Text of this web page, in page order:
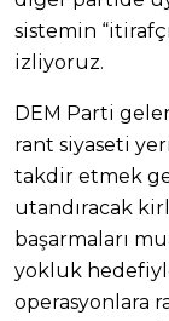
sistemin
izliyoruz.
DEM Parti
rant siyaseti
takdir etmek
utandıracak
başarmaları
yokluk
operasyonlara